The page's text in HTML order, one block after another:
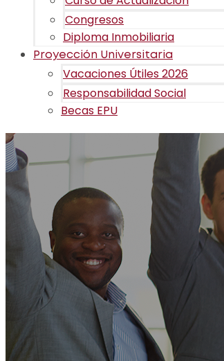
Congresos
Diploma Inmobiliaria
Proyección Universitaria
Vacaciones Útiles 2026
Responsabilidad Social
Becas EPU